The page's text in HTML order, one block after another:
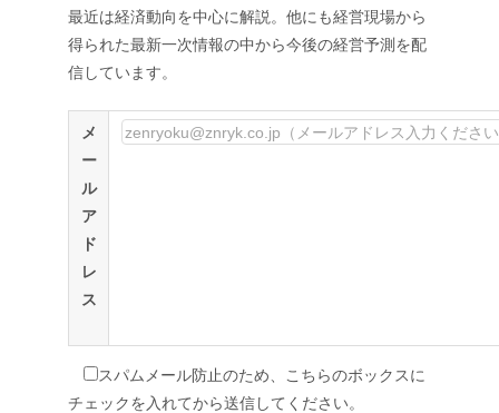
最近は経済動向を中心に解説。他にも経営現場から
得られた最新一次情報の中から今後の経営予測を配
信しています。
メ
ー
ル
ア
ド
レ
ス
スパムメール防止のため、こちらのボックスに
チェックを入れてから送信してください。